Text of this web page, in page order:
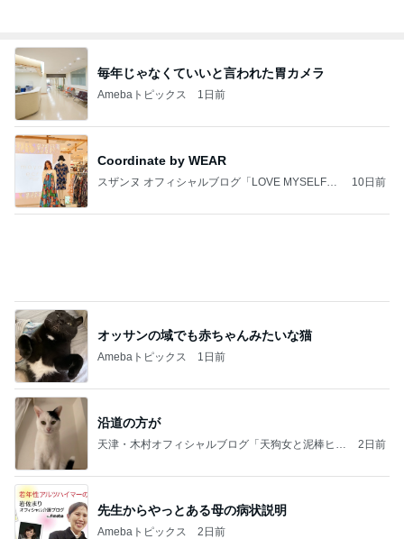
毎年じゃなくていいと言われた胃カメラ
Amebaトピックス 1日前
Coordinate by WEAR
スザンヌ オフィシャルブログ「LOVE MYSELF」
10日前
オッサンの域でも赤ちゃんみたいな猫
Amebaトピックス 1日前
沿道の方が
天津・木村オフィシャルブログ「天狗女と泥棒ヒゲ
2日前
先生からやっとある母の病状説明
Amebaトピックス 2日前